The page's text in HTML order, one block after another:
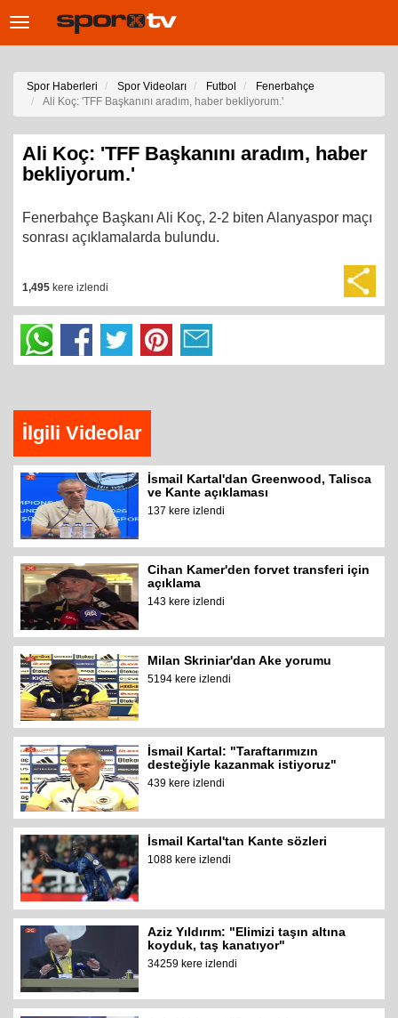
Toggle
Spor Haberleri Spor Videoları Futbol
Fenerbahçe
Ali Koç: 'TFF Başkanını aradım, haber bekliyorum.'
Ali Koç: 'TFF Başkanını aradım, haber
bekliyorum.'
Fenerbahçe Başkanı Ali Koç, 2-2 biten Alanyaspor maçı
sonrası açıklamalarda bulundu.
1,495 kere izlendi
İlgili Videolar
İsmail Kartal'dan Greenwood, Talisca
ve Kante açıklaması
137 kere izlendi
Cihan Kamer'den forvet transferi için
açıklama
143 kere izlendi
Milan Skriniar'dan Ake yorumu
5194 kere izlendi
İsmail Kartal: "Taraftarımızın
desteğiyle kazanmak istiyoruz"
439 kere izlendi
İsmail Kartal'tan Kante sözleri
1088 kere izlendi
Aziz Yıldırım: "Elimizi taşın altına
koyduk, taş kanatıyor"
34259 kere izlendi